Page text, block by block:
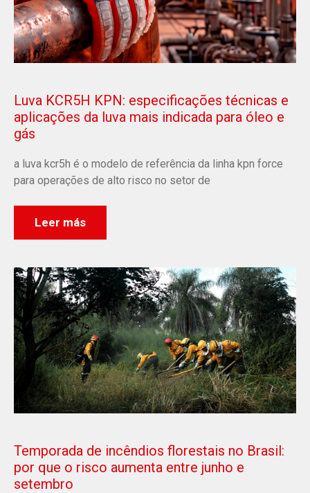
Luva KCR5H KPN: especificações técnicas e
aplicações da luva mais indicada para óleo e
gás
a luva kcr5h é o modelo de referência da linha kpn force
para operações de alto risco no setor de
Leer más
Temporada de incêndios florestais no Brasil:
por que o risco aumenta entre junho e
setembro